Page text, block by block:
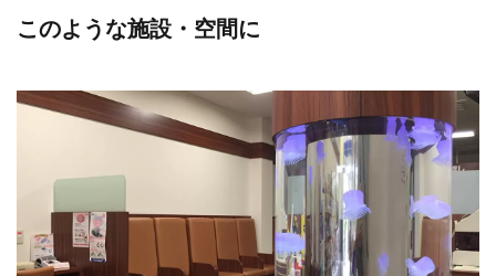
このような施設・空間に